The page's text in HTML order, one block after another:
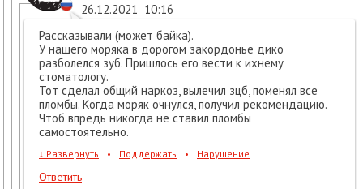
26.12.2021 10:16
Рассказывали (может байка).
У нашего моряка в дорогом закордонье дико
разболелся зуб. Пришлось его вести к ихнему
стоматологу.
Тот сделал общий наркоз, вылечил зцб, поменял все
пломбы. Когда моряк очнулся, получил рекомендацию.
Чтоб впредь никогда не ставил пломбы
самостоятельно.
↓ Развернуть • Поддержать • Нарушение
Ответить